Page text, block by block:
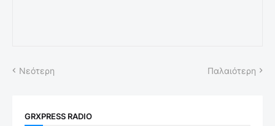
Νεότερη Παλαιότερη
GRXPRESS RADIO